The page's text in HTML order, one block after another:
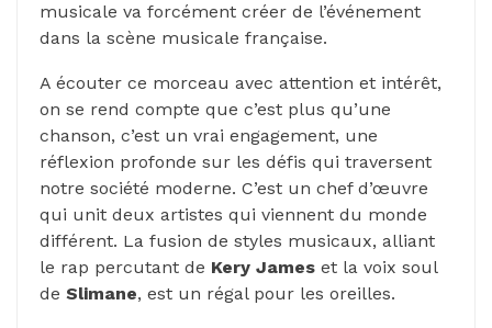
musicale va forcément créer de l’événement
dans la scène musicale française.
A écouter ce morceau avec attention et intérêt,
on se rend compte que c’est plus qu’une
chanson, c’est un vrai engagement, une
réflexion profonde sur les défis qui traversent
notre société moderne. C’est un chef d’œuvre
qui unit deux artistes qui viennent du monde
différent. La fusion de styles musicaux, alliant
le rap percutant de Kery James et la voix soul
de Slimane, est un régal pour les oreilles.